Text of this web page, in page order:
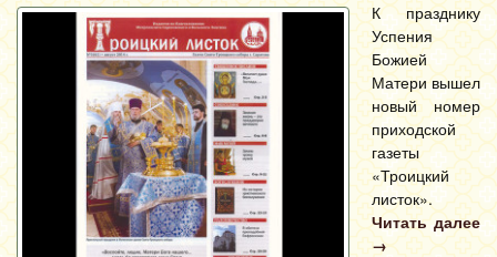
К празднику
Успения
Божией
Матери вышел
новый номер
приходской
газеты
«Троицкий
листок».
Читать далее
→